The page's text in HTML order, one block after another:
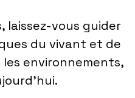
laissez-vous guider
du vivant et de
environnements,